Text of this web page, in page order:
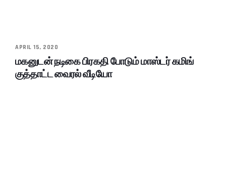
APRIL 15, 2020
மகனுடன் நடிகை பிரகதி போடும் மாஸ்டர் கமிங்
குத்தாட்ட வைரல் வீடியோ